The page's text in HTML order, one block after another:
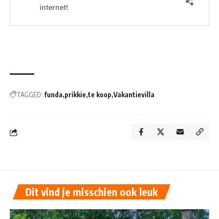
TAGGED: funda prikkie te koop Vakantievilla
Dit vind je misschien ook leuk